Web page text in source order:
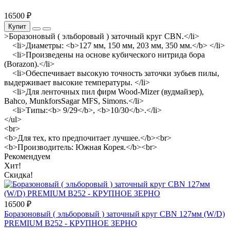
16500 ₽
Купит
>Боразоновый ( эльборовый ) заточный круг CBN.</li>
<li>Диаметры: <b>127 мм, 150 мм, 203 мм, 350 мм.</b> </li>
<li>Произведены на основе кубического нитрида бора
(Borazon).</li>
<li>Обеспечивает высокую точность заточки зубьев пилы,
выдерживает высокие температуры. </li>
<li>Для ленточных пил фирм Wood-Mizer (вудмайзер),
Bahco, MunkforsSagar MFS, Simons.</li>
<li>Типы:<b> 9/29</b>, <b>10/30</b>.</li>
</ul>
<br>
<b>Для тех, кто предпочитает лучшее.</b><br>
<b>Производитель: Южная Корея.</b><br>
Рекомендуем
Хит!
Скидка!
16500 ₽
Боразоновый ( эльборовый ) заточный круг CBN 127мм (W/D)
PREMIUM B252 - КРУПНОЕ ЗЕРНО